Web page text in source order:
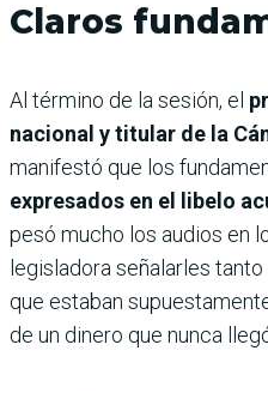
Claros
Al término de la sesión, el
nacional y titular de la
manifestó que los
expresados en el libelo
pesó mucho los audios en
legisladora señalarles
que estaban
de un dinero que nunca